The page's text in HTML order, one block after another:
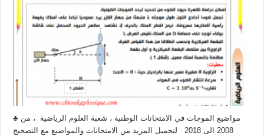
♣ مواضيع الموجات في الامتحانات الوطنية ، شعبة العلوم الرياضية ، من
2008 الى 2018 لتحميل المزيد من الامتحانات والمواضيع مع التصحيح